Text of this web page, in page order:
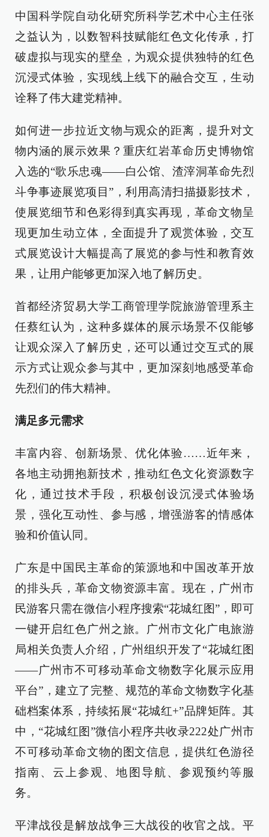
中国科学院自动化研究所科学艺术中心主任张
之益认为，以数智科技赋能红色文化传承，打
破虚拟与现实的壁垒，为观众提供独特的红色
沉浸式体验，实现线上线下的融合交互，生动
诠释了伟大建党精神。
如何进一步拉近文物与观众的距离，提升对文
物内涵的展示效果？重庆红岩革命历史博物馆
入选的“歌乐忠魂——白公馆、渣滓洞革命先烈
斗争事迹展览项目”，利用高清扫描摄影技术，
使展览细节和色彩得到真实再现，革命文物呈
现更加生动立体，全面提升了观赏体验，交互
式展览设计大幅提高了展览的参与性和教育效
果，让用户能够更加深入地了解历史。
首都经济贸易大学工商管理学院旅游管理系主
任蔡红认为，这种多媒体的展示场景不仅能够
让观众深入了解历史，还可以通过交互式的展
示方式让观众参与其中，更加深刻地感受革命
先烈们的伟大精神。
满足多元需求
丰富内容、创新场景、优化体验……近年来，
各地主动拥抱新技术，推动红色文化资源数字
化，通过技术手段，积极创设沉浸式体验场
景，强化互动性、参与感，增强游客的情感体
验和价值认同。
广东是中国民主革命的策源地和中国改革开放
的排头兵，革命文物资源丰富。现在，广州市
民游客只需在微信小程序搜索“花城红图”，即可
一键开启红色广州之旅。广州市文化广电旅游
局相关负责人介绍，广州组织开发了“花城红图
——广州市不可移动革命文物数字化展示应用
平台”，建立了完整、规范的革命文物数字化基
础档案体系，持续拓展“花城红+”品牌矩阵。其
中，“花城红图”微信小程序共收录222处广州市
不可移动革命文物的图文信息，提供红色游径
指南、云上参观、地图导航、参观预约等服
务。
平津战役是解放战争三大战役的收官之战。平